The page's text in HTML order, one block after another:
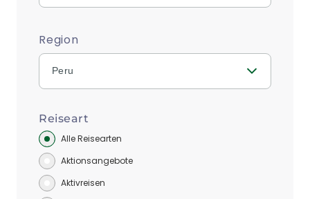
Region
Peru
Reiseart
Alle Reisearten
Aktionsangebote
Aktivreisen